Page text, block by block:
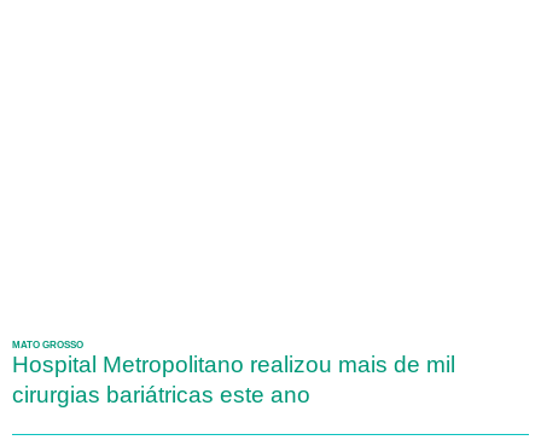
MATO GROSSO
Hospital Metropolitano realizou mais de mil
cirurgias bariátricas este ano